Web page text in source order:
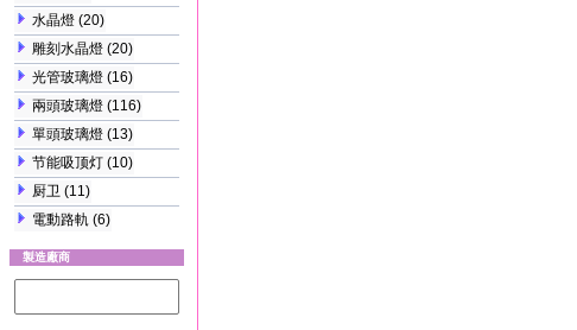
水晶燈 (20)
雕刻水晶燈 (20)
光管玻璃燈 (16)
兩頭玻璃燈 (116)
單頭玻璃燈 (13)
节能吸顶灯 (10)
厨卫 (11)
電動路軌 (6)
製造廠商